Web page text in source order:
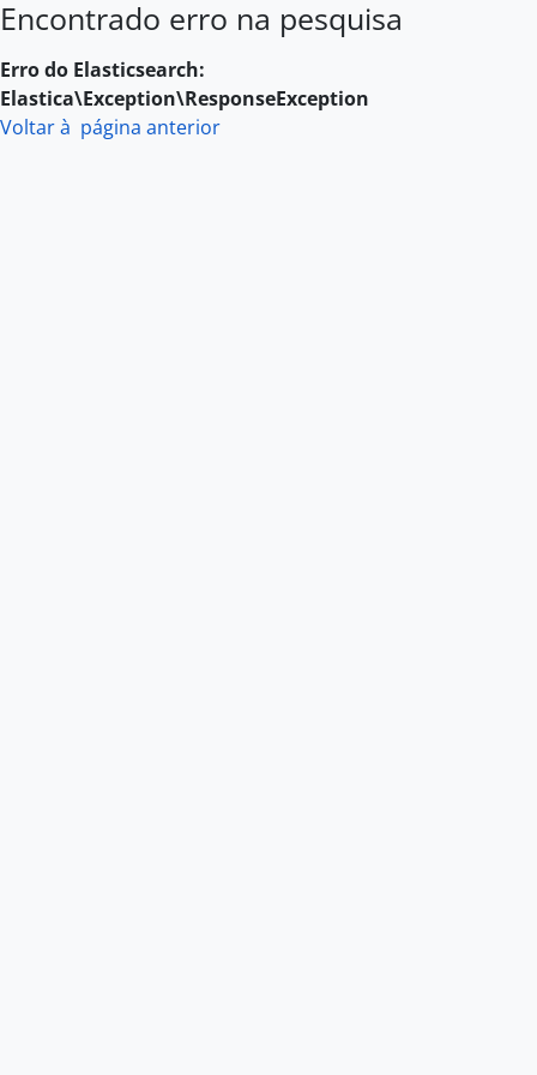
Skip to main content
Encontrado erro na pesquisa
Erro do Elasticsearch:
Elastica\Exception\ResponseException
Voltar à página anterior